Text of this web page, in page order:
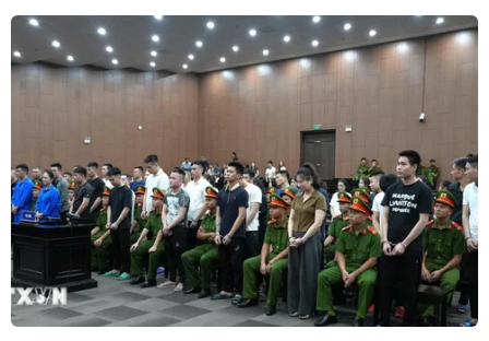
TIN CÙNG CHUYÊN MỤC
Lãi suất ngân hàng ngày 6/8: Kỳ hạn